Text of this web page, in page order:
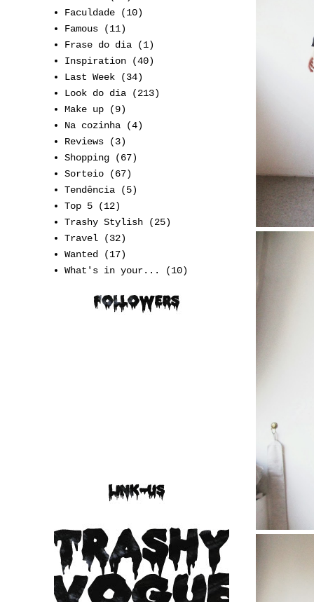
Faculdade
(10)
Famous
(11)
Frase do dia
(1)
Inspiration
(40)
Last Week
(34)
Look do dia
(213)
Make up
(9)
Na cozinha
(4)
Reviews
(3)
Shopping
(67)
Sorteio
(67)
Tendência
(5)
Top 5
(12)
Trashy Stylish
(25)
Travel
(32)
Wanted
(17)
What's in your...
(10)